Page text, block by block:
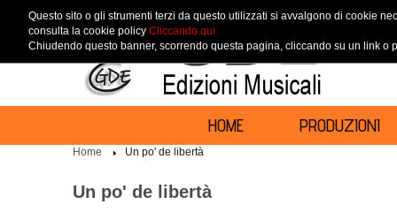
HOME PRODUZIONI
Home Un po' de libertà
Un po' de libertà
Questo sito o gli strumenti terzi da questo utilizzati si avvalgono di cookie
consulta la cookie policy Cliccando qui
Chiudendo questo banner, scorrendo questa pagina, cliccando su un link